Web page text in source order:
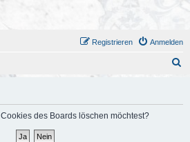
Anmelden
Registrieren
des Boards löschen möchtest?